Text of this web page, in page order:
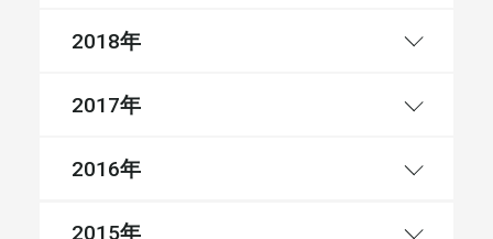
2018年
2017年
2016年
2015年